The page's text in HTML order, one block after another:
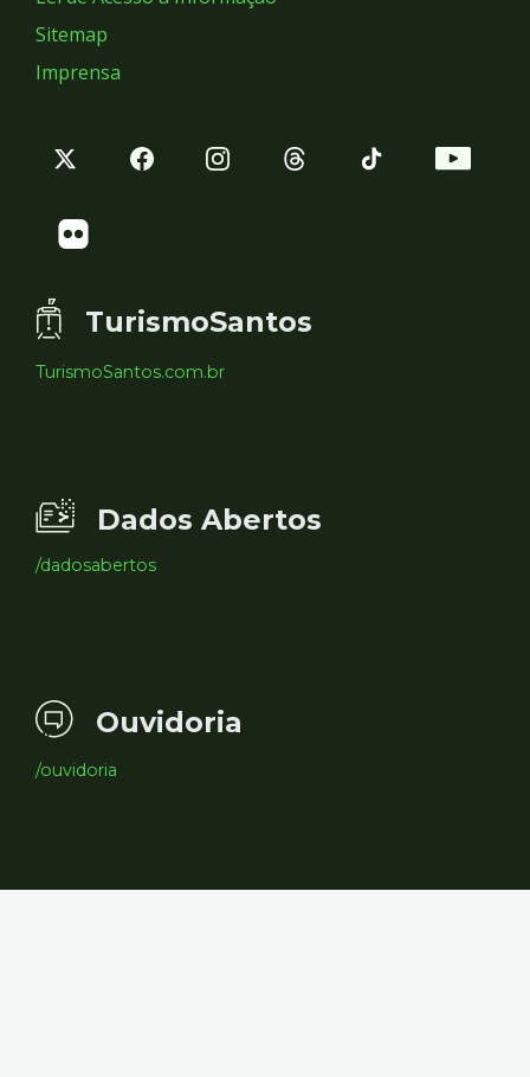
Sitemap
Imprensa
TurismoSantos
TurismoSantos.com.br
Dados Abertos
/dadosabertos
Ouvidoria
/ouvidoria